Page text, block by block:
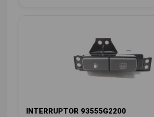
INTERRUPTOR 93555G2200